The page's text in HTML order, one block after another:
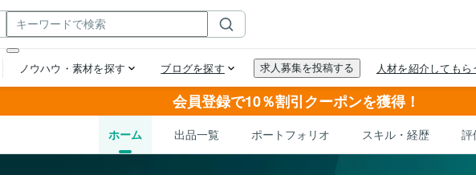
会員登録で10％割引クーポンを獲得！
ホーム 出品一覧 ポートフォリオ スキル・経歴 評